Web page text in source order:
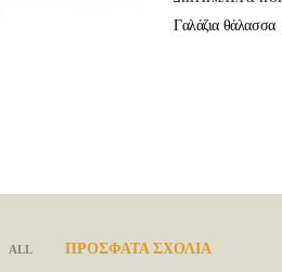
Γαλάζια θάλασσα
ALL ΠΡΟΣΦΑΤΑ ΣΧΟΛΙΑ